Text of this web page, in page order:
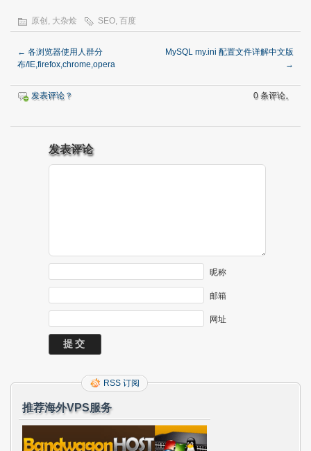
原创 , 大杂烩 SEO, 百度
← 各浏览器使用人群分
布/IE,firefox,chrome,opera
MySQL my.ini 配置文件详解中文版
→
发表评论？ 0 条评论。
发表评论
昵称
邮箱
网址
RSS 订阅
推荐海外VPS服务